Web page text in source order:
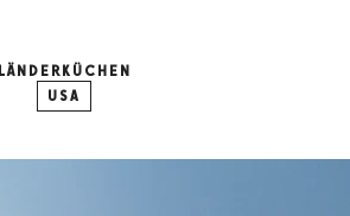
LÄNDERKÜCHEN
USA